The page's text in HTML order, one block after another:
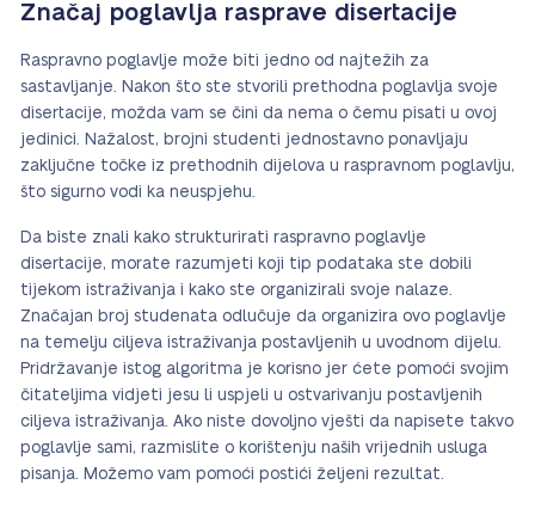
Značaj poglavlja rasprave disertacije
Raspravno poglavlje može biti jedno od najtežih za
sastavljanje. Nakon što ste stvorili prethodna poglavlja svoje
disertacije, možda vam se čini da nema o čemu pisati u ovoj
jedinici. Nažalost, brojni studenti jednostavno ponavljaju
zaključne točke iz prethodnih dijelova u raspravnom poglavlju,
što sigurno vodi ka neuspjehu.
Da biste znali kako strukturirati raspravno poglavlje
disertacije, morate razumjeti koji tip podataka ste dobili
tijekom istraživanja i kako ste organizirali svoje nalaze.
Značajan broj studenata odlučuje da organizira ovo poglavlje
na temelju ciljeva istraživanja postavljenih u uvodnom dijelu.
Pridržavanje istog algoritma je korisno jer ćete pomoći svojim
čitateljima vidjeti jesu li uspjeli u ostvarivanju postavljenih
ciljeva istraživanja. Ako niste dovoljno vješti da napisete takvo
poglavlje sami, razmislite o korištenju naših vrijednih usluga
pisanja. Možemo vam pomoći postići željeni rezultat.